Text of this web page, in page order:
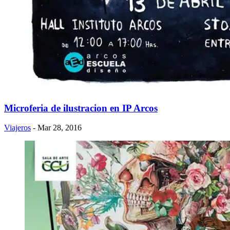
Microferia de ilustracion en IP Arcos
Viajeros - Mar 28, 2016